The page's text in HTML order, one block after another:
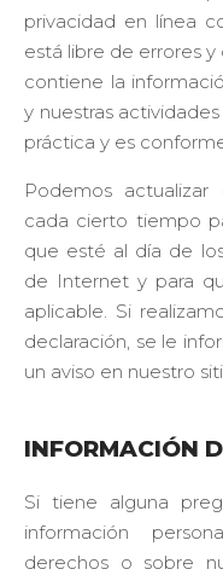
privacidad en línea
está libre de errores
contiene la
y nuestras
práctica y es
Podemos
cada cierto tiempo
que esté al día de
de Internet y para
aplicable. Si
declaración, se le
un aviso en nuestro
INFORMACIÓN
Si tiene alguna
información
derechos o sobre